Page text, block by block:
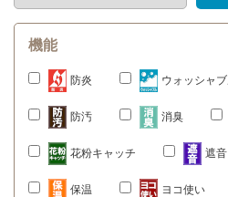
機能
防炎 ウォッシャ
防汚 消臭
花粉キャッチ 遮音
保温 ヨコ使い